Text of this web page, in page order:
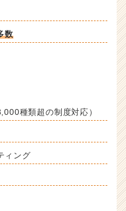
数
種類超の制度対応）
ィング